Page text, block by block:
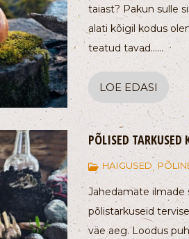
taiast? Pakun sulle
alati kõigil kodus
teatud tavad…...
LOE EDASI
PÕLISED
HAIGUSED
Jahedamate ilmade
põlistarkuseid
väe aeg. Loodus